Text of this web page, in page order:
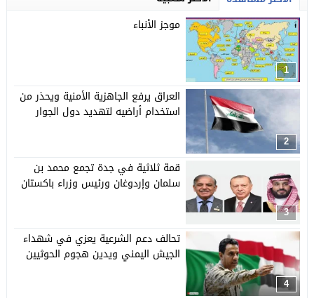
1
موجز الأنباء
2
العراق يرفع الجاهزية الأمنية ويحذر من
استخدام أراضيه لتهديد دول الجوار
3
قمة ثلاثية في جدة تجمع محمد بن
سلمان وإردوغان ورئيس وزراء باكستان
4
تحالف دعم الشرعية يعزي في شهداء
الجيش اليمني ويدين هجوم الحوثيين